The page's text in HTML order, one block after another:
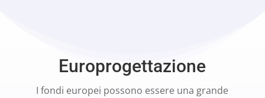
Europrogettazione
I fondi europei possono essere una grande